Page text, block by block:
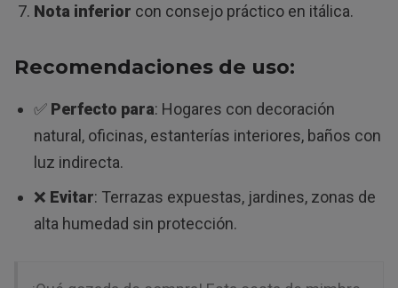
Nota inferior con consejo práctico en itálica.
Recomendaciones de uso:
✅ Perfecto para: Hogares con decoración
natural, oficinas, estanterías interiores, baños con
luz indirecta.
❌ Evitar: Terrazas expuestas, jardines, zonas de
alta humedad sin protección.